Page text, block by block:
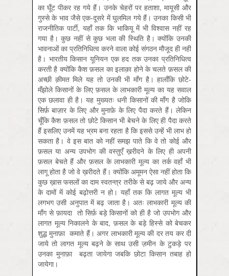
का घूँट पीकर रह गये हैं। उनके चेहरों पर हताशा, मायूसी और
गुस्से के भाव जैसे एक-दूसरे में घुलमिल गये हैं। उनका किसी भी
राजनीतिक पार्टी, यहाँ तक कि भाकियू में भी विश्वास नहीं रह
गया है। कुछ नहीं से कुछ भला की स्थिति है। क्योंकि उनकी
भावनाओं का प्रतिनिधित्व करने वाला कोई संगठन मौजूद ही नहीं
है। भारतीय किसान यूनियन एक हद तक उनका प्रतिनिधित्व
करती है क्योंकि कैश फ़सल का इलाक़ा होने के चलते फ़सल की
अच्छी क़ीमत मिले यह तो उनकी भी माँग है। हालाँकि छोटे-
मँझोले किसानों के लिए फ़सल के लाभकारी मूल्य का यह सवाल
एक छलावा ही है। यह मुख्यतः धनी किसानों की माँग है जोकि
सिर्फ़ बाज़ार के लिए और मुनाफ़े के लिए पैदा करते हैं। लेकिन
चूँकि कैश फ़सल तो छोटे किसान भी बेचने के लिए ही पैदा करते
हैं इसलिए उनमें यह भ्रम बना रहता है कि इससे उन्हें भी लाभ हो
सकता है। वे इस बात को नहीं समझ पाते कि वे तो कोई और
फ़सल या अन्य उपभोग की वस्तुएँ ख़रीदने के लिए ही अपनी
फ़सल बेचते हैं और फ़सल के लाभकारी मूल्य का तर्क वहाँ भी
लागू होता है जो वे ख़रीदते हैं। क्योंकि अमूमन ऐसा नहीं होता कि
कुछ ख़ास फसलों का दाम स्वतन्त्र तरीके से बढ़ जाये और अन्य
के दामों में कोई बढ़ोत्तरी न हो। यहाँ तक कि लागत मूल्य भी
लगभग उसी अनुपात में बढ़ जाता है। अतः लाभकारी मूल्य की
माँग से फ़ायदा तो सिर्फ़ बड़े किसानों को ही है जो उपभोग और
लागत मूल्य निकालने के बाद, फ़सल के बड़े हिस्से को बेचकर
शुद्ध मुनाफ़ा कमाते हैं। अगर लाभकारी मूल्य की दर तय कर दी
जाये तो लागत मूल्य बढ़ने के साथ उसी ज़मीन के टुकड़े पर
उनका मुनाफ़ा बढ़ता जायेगा जबकि छोटा किसान तबाह हो
जायेगा।